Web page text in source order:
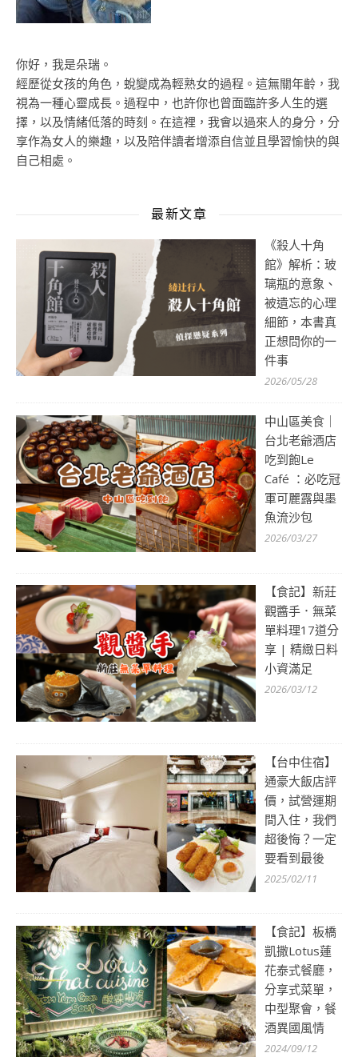
你好，我是朵瑞。
經歷從女孩的角色，蛻變成為輕熟女的過程。這無關年齡，我
視為一種心靈成長。過程中，也許你也曾面臨許多人生的選
擇，以及情緒低落的時刻。在這裡，我會以過來人的身分，分
享作為女人的樂趣，以及陪伴讀者增添自信並且學習愉快的與
自己相處。
最新文章
《殺人十角
館》解析：玻
璃瓶的意象、
被遺忘的心理
細節，本書真
正想問你的一
件事
2026/05/28
中山區美食｜
台北老爺酒店
吃到飽Le
Café ：必吃冠
軍可麗露與墨
魚流沙包
2026/03/27
【食記】新莊
觀醬手．無菜
單料理17道分
享 | 精緻日料
小資滿足
2026/03/12
【台中住宿】
通豪大飯店評
價，試營運期
間入住，我們
超後悔？一定
要看到最後
2025/02/11
【食記】板橋
凱撒Lotus蓮
花泰式餐廳，
分享式菜單，
中型聚會，餐
酒異國風情
2024/09/12